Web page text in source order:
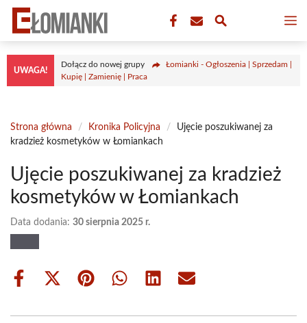
Przejdź
treści
UWAGA!
Dołącz do nowej grupy
Łomianki - Ogłoszenia | Sprzedam |
Kupię | Zamienię | Praca
Strona główna / Kronika Policyjna /
Ujęcie poszukiwanej za
kradzież kosmetyków w Łomiankach
Ujęcie poszukiwanej za kradzież
kosmetyków w Łomiankach
Data dodania: 30 sierpnia 2025 r.
Share
Share
(Twitter)
Share Share Share Share